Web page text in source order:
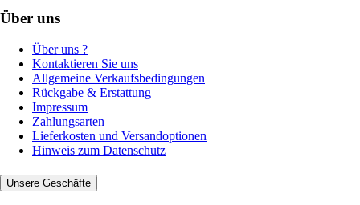
Über uns
Über uns ?
Kontaktieren Sie uns
Allgemeine Verkaufsbedingungen
Rückgabe & Erstattung
Impressum
Zahlungsarten
Lieferkosten und Versandoptionen
Hinweis zum Datenschutz
Unsere Geschäfte